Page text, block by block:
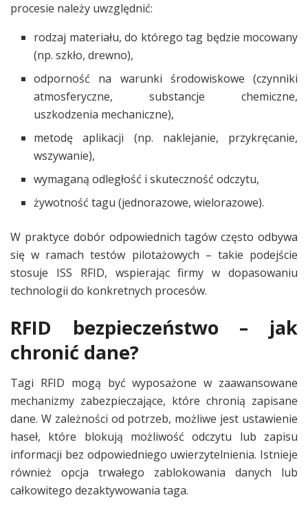
procesie należy uwzględnić:
rodzaj materiału, do którego tag będzie mocowany
(np. szkło, drewno),
odporność na warunki środowiskowe (czynniki
atmosferyczne, substancje chemiczne,
uszkodzenia mechaniczne),
metodę aplikacji (np. naklejanie, przykręcanie,
wszywanie),
wymaganą odległość i skuteczność odczytu,
żywotność tagu (jednorazowe, wielorazowe).
W praktyce dobór odpowiednich tagów często odbywa
się w ramach testów pilotażowych – takie podejście
stosuje ISS RFID, wspierając firmy w dopasowaniu
technologii do konkretnych procesów.
RFID bezpieczeństwo – jak
chronić dane?
Tagi RFID mogą być wyposażone w zaawansowane
mechanizmy zabezpieczające, które chronią zapisane
dane. W zależności od potrzeb, możliwe jest ustawienie
haseł, które blokują możliwość odczytu lub zapisu
informacji bez odpowiedniego uwierzytelnienia. Istnieje
również opcja trwałego zablokowania danych lub
całkowitego dezaktywowania taga.